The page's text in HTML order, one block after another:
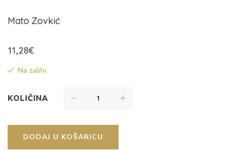
Mato Zovkić
11,28€
Na zalihi
KOLIČINA
DODAJ U KOŠARICU